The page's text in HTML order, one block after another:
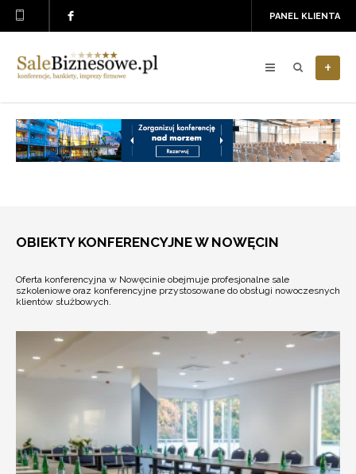
PANEL KLIENTA
+
OBIEKTY KONFERENCYJNE W NOWĘCIN
Oferta konferencyjna w Nowęcinie obejmuje profesjonalne sale
szkoleniowe oraz konferencyjne przystosowane do obsługi nowoczesnych
klientów służbowych.